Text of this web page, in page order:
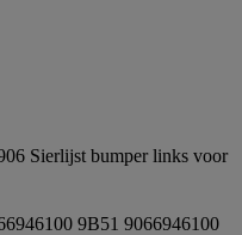
Sierlijst bumper links voor
9B51 9066946100